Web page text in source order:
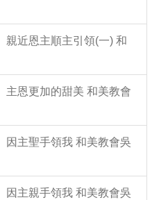
親近恩主順主引領(一) 和
主恩更加的甜美 和美教會
因主聖手領我 和美教會吳
因主親手領我 和美教會吳